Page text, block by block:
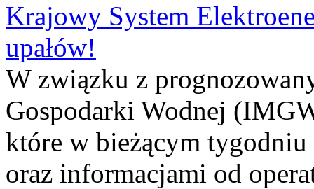
Krajowy System
upałów!
W związku z
Gospodarki Wodnej
które w bieżącym tygodniu
oraz informacjami od